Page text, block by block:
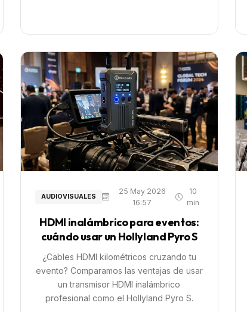
AUDIOVISUALES
25 May 2026
16:57
10
min
HDMI inalámbrico para eventos:
cuándo usar un Hollyland Pyro S
¿Cables HDMI kilométricos cruzando tu
evento? Comparamos las ventajas de usar
un transmisor HDMI inalámbrico
profesional como el Hollyland Pyro S.